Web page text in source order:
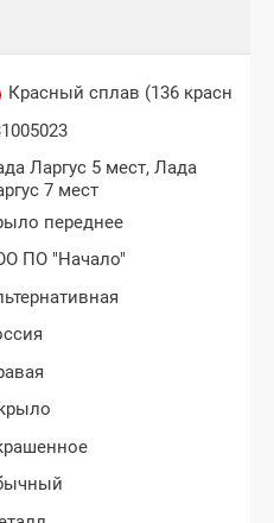
Красный сплав (136 красный)
Ларгус 5 мест,Лада
7 мест
переднее
ПО "Начало"